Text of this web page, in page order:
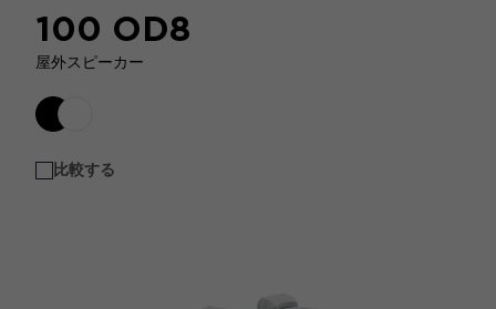
100 OD8
屋外スピーカー
比較する